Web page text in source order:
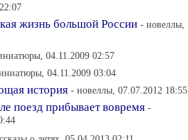
жизнь большой России - новеллы,
04.11.2009 02:57
04.11.2009 03:04
история - новеллы, 07.07.2012 18:55
поезд прибывает вовремя -